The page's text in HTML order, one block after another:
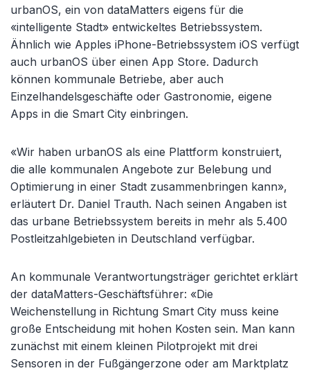
urbanOS, ein von dataMatters eigens für die
«intelligente Stadt» entwickeltes Betriebssystem.
Ähnlich wie Apples iPhone-Betriebssystem iOS verfügt
auch urbanOS über einen App Store. Dadurch
können kommunale Betriebe, aber auch
Einzelhandelsgeschäfte oder Gastronomie, eigene
Apps in die Smart City einbringen.
«Wir haben urbanOS als eine Plattform konstruiert,
die alle kommunalen Angebote zur Belebung und
Optimierung in einer Stadt zusammenbringen kann»,
erläutert Dr. Daniel Trauth. Nach seinen Angaben ist
das urbane Betriebssystem bereits in mehr als 5.400
Postleitzahlgebieten in Deutschland verfügbar.
An kommunale Verantwortungsträger gerichtet erklärt
der dataMatters-Geschäftsführer: «Die
Weichenstellung in Richtung Smart City muss keine
große Entscheidung mit hohen Kosten sein. Man kann
zunächst mit einem kleinen Pilotprojekt mit drei
Sensoren in der Fußgängerzone oder am Marktplatz